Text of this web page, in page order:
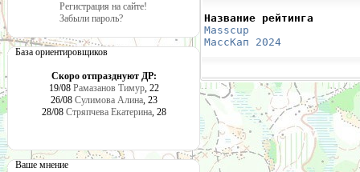
Регистрация на сайте!
Забыли пароль?
База ориентировщиков
Скоро отпразднуют ДР:
19/08 Рамазанов Тимур, 22
26/08 Сулимова Алина, 23
28/08 Стряпчева Екатерина, 28
Ваше мнение
Название рейтинга
Masscup
МассКап 2024